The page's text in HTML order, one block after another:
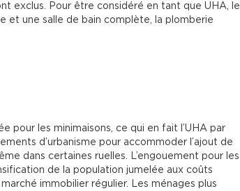
exclus. Pour être considéré en tant que UHA, le
et une salle de bain complète, la plomberie
pour les minimaisons, ce qui en fait l’UHA par
d’urbanisme pour accommoder l’ajout de
dans certaines ruelles. L’engouement pour les
de la population jumelée aux coûts
immobilier régulier. Les ménages plus